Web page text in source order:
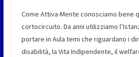
Come Attiva-Mente conosciamo bene
cortocircuito. Da anni utilizziamo
portare in Aula temi che riguardano i
disabilità, la Vita Indipendente, il